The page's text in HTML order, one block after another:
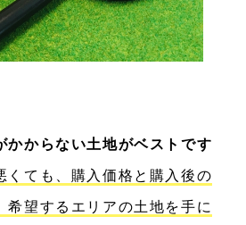
かからない土地がベストです
くても、購入価格と購入後の
希望するエリアの土地を手に